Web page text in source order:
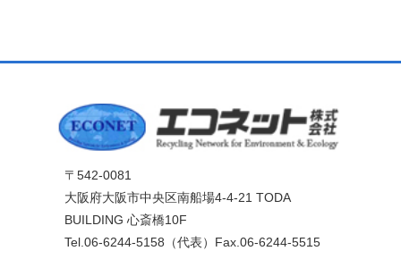
〒542-0081
大阪府大阪市中央区南船場4-4-21 TODA
BUILDING 心斎橋10F
Tel.06-6244-5158（代表）Fax.06-6244-5515